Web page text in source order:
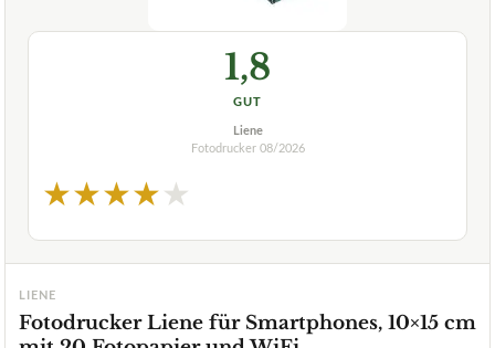
1,8
GUT
Liene
Fotodrucker 08/2026
★★★★★
LIENE
Fotodrucker Liene für Smartphones, 10×15 cm